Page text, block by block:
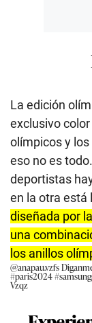
La edición
exclusivo
olímpicos y
eso no es
deportistas
en la otra está
diseñada por
una
los anillos
@anapau.vzfs
#paris2024
Vzqz